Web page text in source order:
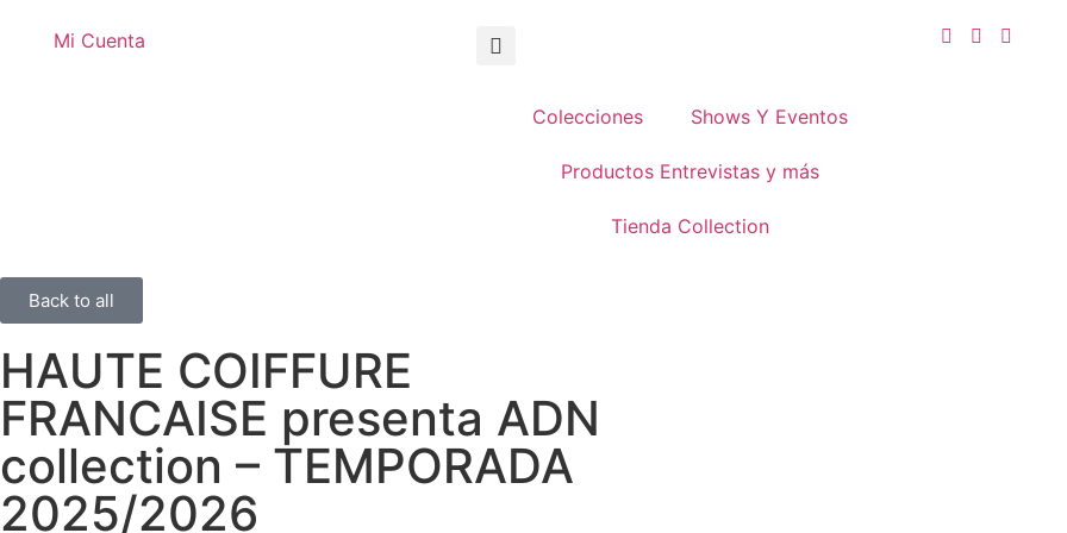
Mi Cuenta
Colecciones Shows Y Eventos
Productos Entrevistas y más
Tienda Collection
Back to all
HAUTE COIFFURE
FRANCAISE presenta ADN
collection – TEMPORADA
2025/2026